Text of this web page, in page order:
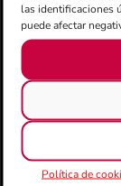
las identificaciones
puede afectar
Política de